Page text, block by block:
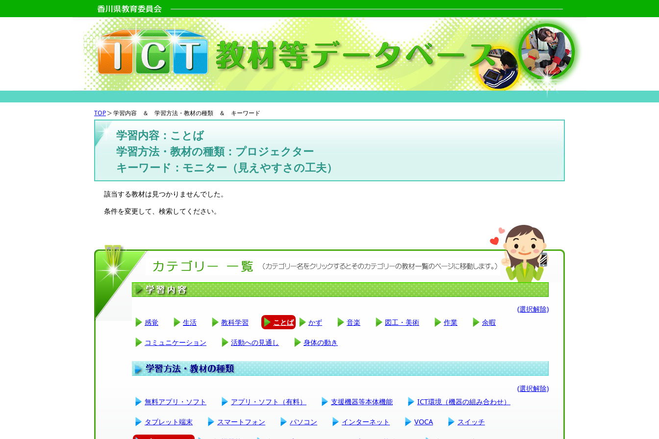
TOP 学習内容 ＆ 学習方法・教材の種類 ＆ キーワード
学習内容：ことば
学習方法・教材の種類：プロジェクター
キーワード：モニター（見えやすさの工夫）
該当する教材は見つかりませんでした。
条件を変更して、検索してください。
(選択解除)
感覚
生活 教科学習 ことば かず 音楽 図工・美術 作業 余暇
コミュニケーション 活動への見通し 身体の動き
(選択解除)
無料アプリ・ソフト
アプリ・ソフト（有料） 支援機器等本体機能 ICT環境（機器の組み合わせ）
タブレット端末 スマートフォン パソコン インターネット VOCA スイッチ